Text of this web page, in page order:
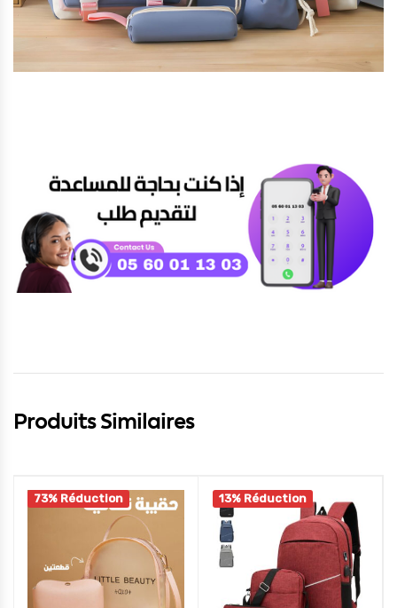
Produits Similaires
73% Réduction 13% Réduction